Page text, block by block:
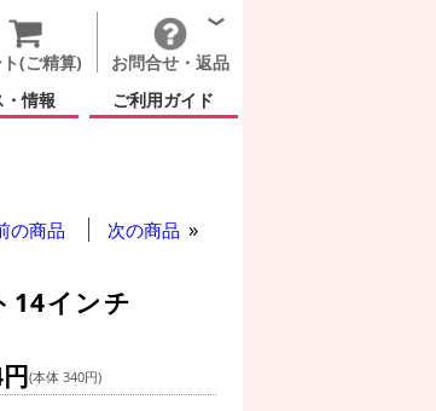
(ご精算)
お問合せ・返品
情報 ご利用ガイド
の商品 次の商品
14インチ
(本体 340円)